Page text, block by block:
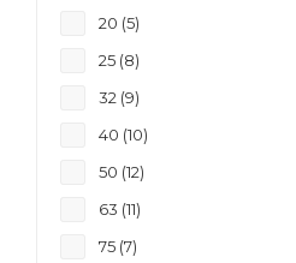
20 (5)
25 (8)
32 (9)
40 (10)
50 (12)
63 (11)
75 (7)